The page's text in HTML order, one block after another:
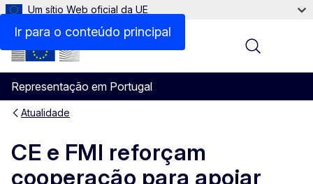
Ir para o conteúdo principal
Um sítio Web oficial da UE
Representação em Portugal
Menu
Atualidade
CE e FMI reforçam
cooperação para apoiar